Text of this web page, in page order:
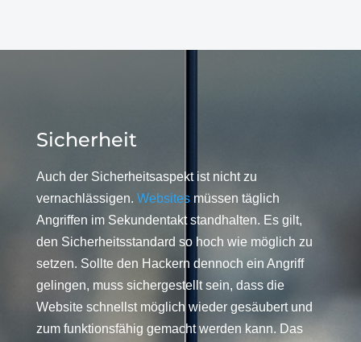
Sicherheit
Auch der Sicherheitsaspekt ist nicht zu
vernachlässigen. Websitesmüssen täglich
Angriffen im Sekundentakt standhalten. Es gilt,
den Sicherheitsstandard so hoch wie möglich zu
setzen. Sollte den Hackern dennoch ein Angriff
gelingen, muss sichergestellt sein, dass die
Website schnellst möglich wieder gesäubert und
zum funktionsfähig gemacht werden kann. Das